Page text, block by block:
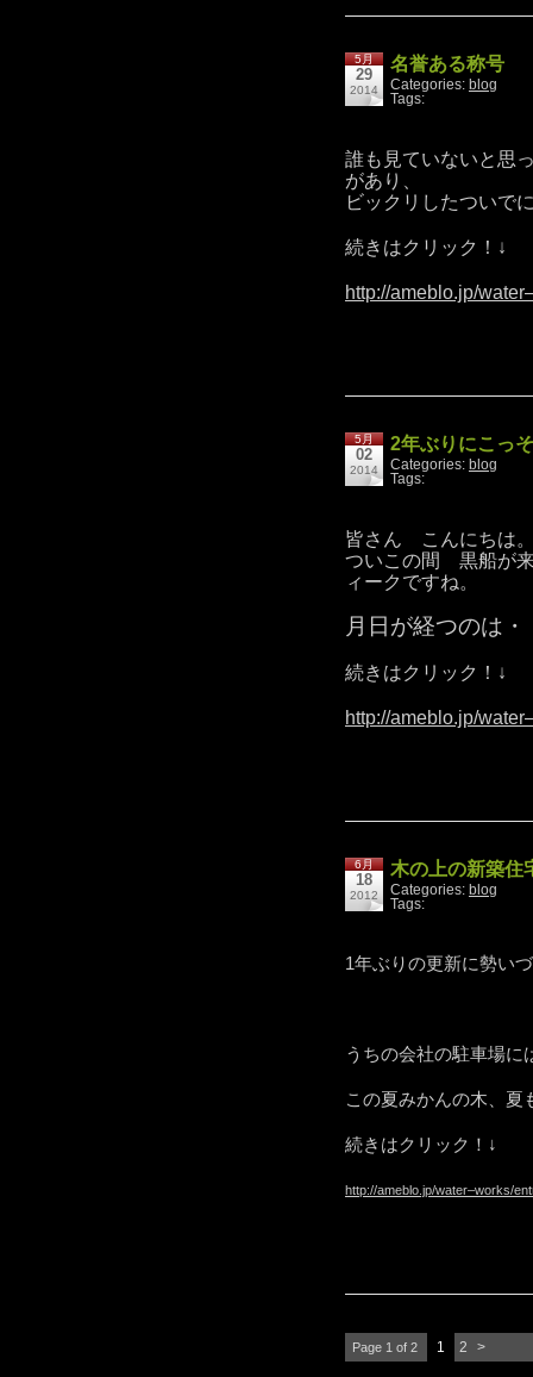
5月
29
2014
名誉ある称号
Categories: blog
Tags:
誰も見ていないと思
があり、
ビックリしたついで
続きはクリック！↓
http://ameblo.jp/
5月
02
2014
2年ぶりにこっ
Categories: blog
Tags:
皆さん こんにちは
ついこの間 黒船が
ィークですね。
月日が経つのは・
続きはクリック！↓
http://ameblo.jp/
6月
18
2012
木の上の新築住
Categories: blog
Tags:
1年ぶりの更新に勢い
うちの会社の駐車場に
この夏みかんの木、夏
続きはクリック！↓
http://ameblo.jp/water–works/
Page 1 of 2 1 2 >